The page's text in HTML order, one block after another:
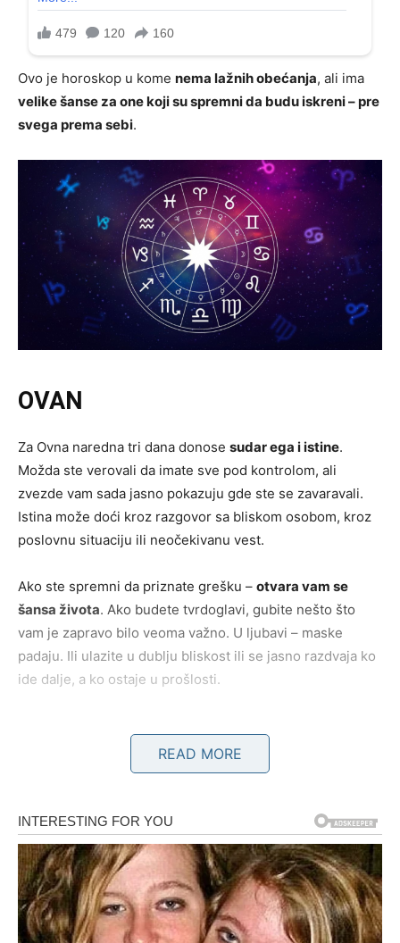
Ovo je horoskop u kome nema lažnih obećanja, ali ima
velike šanse za one koji su spremni da budu iskreni – pre
svega prema sebi.
OVAN
Za Ovna naredna tri dana donose sudar ega i istine.
Možda ste verovali da imate sve pod kontrolom, ali
zvezde vam sada jasno pokazuju gde ste se zavaravali.
Istina može doći kroz razgovor sa bliskom osobom, kroz
poslovnu situaciju ili neočekivanu vest.
Ako ste spremni da priznate grešku – otvara vam se
šansa života. Ako budete tvrdoglavi, gubite nešto što
vam je zapravo bilo veoma važno. U ljubavi – maske
padaju. Ili ulazite u dublju bliskost ili se jasno razdvaja ko
ide dalje, a ko ostaje u prošlosti.
zato što traje dugo – ali naredna tri dana vam pokazuju
istinu.
Finansije i emotivni odnosi su u fokusu. Neko vam može
ponuditineočekivanu priliku, ali pod uslovom da se
READ MORE